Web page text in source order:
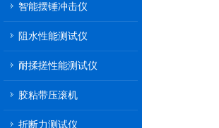
智能摆锤冲击仪
阻水性能测试仪
耐揉搓性能测试仪
胶粘带压滚机
折断力测试仪